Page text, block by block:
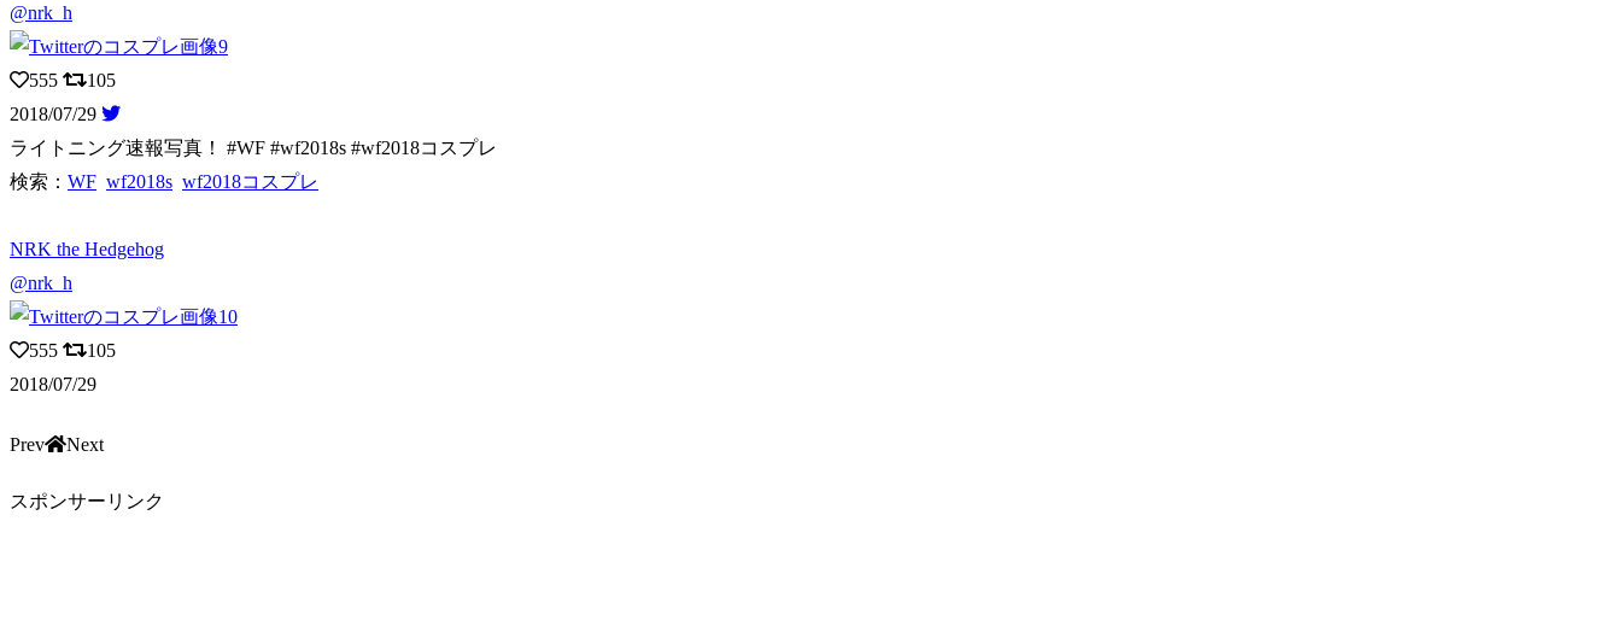
@nrk_h
555
105
2018/07/29
ライトニング速報写真！ #WF #wf2018s #wf2018コスプレ
検索： WF wf2018s wf2018コスプレ
NRK the Hedgehog
@nrk_h
555
105
2018/07/29
Prev Next
スポンサーリンク